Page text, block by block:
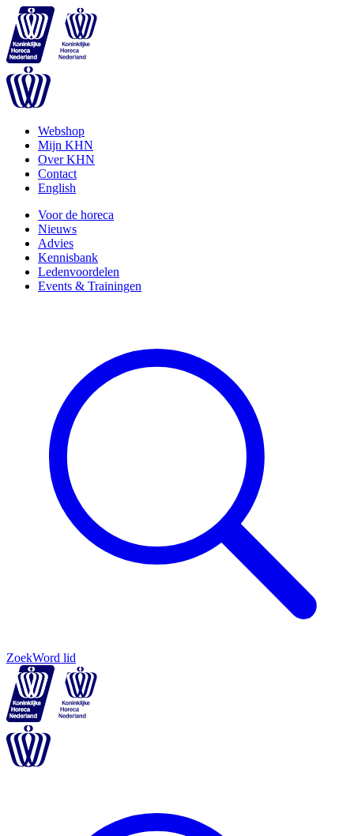
Webshop
Mijn KHN
Over KHN
Contact
English
Voor de horeca
Nieuws
Advies
Kennisbank
Ledenvoordelen
Events & Trainingen
ZoekWord lid